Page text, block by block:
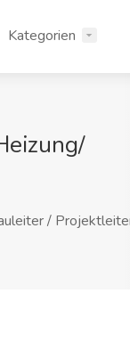
Kategorien
/